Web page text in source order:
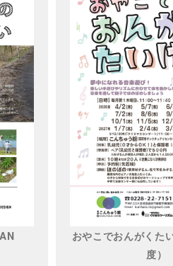
おやこでおんがくた
度）